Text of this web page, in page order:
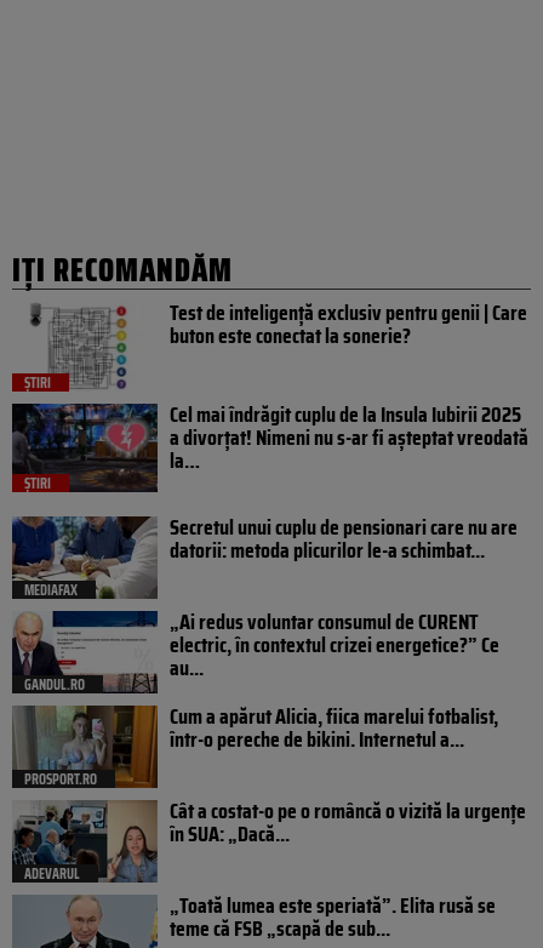
IȚI RECOMANDĂM
ȘTIRI
Test de inteligență exclusiv pentru genii | Care
buton este conectat la sonerie?
ȘTIRI
Cel mai îndrăgit cuplu de la Insula Iubirii 2025
a divorțat! Nimeni nu s-ar fi așteptat vreodată
la…
MEDIAFAX
Secretul unui cuplu de pensionari care nu are
datorii: metoda plicurilor le-a schimbat...
GANDUL.RO
„Ai redus voluntar consumul de CURENT
electric, în contextul crizei energetice?” Ce
au...
PROSPORT.RO
Cum a apărut Alicia, fiica marelui fotbalist,
într-o pereche de bikini. Internetul a...
ADEVARUL
Cât a costat-o pe o româncă o vizită la urgențe
în SUA: „Dacă...
„Toată lumea este speriată”. Elita rusă se
teme că FSB „scapă de sub...